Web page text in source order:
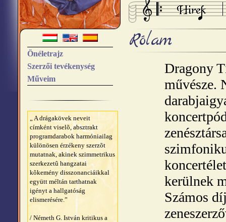
Önéletrajz
Szerzői tevékenység
Műveim
„ A drágakövek neveit
címként viselõ, absztrakt
programdarabok harmóniailag
különösen érzékeny szerzõt
mutatnak, akinek szimmetrikus
szerkezetû hangzatai
kôkemény disszonanciáikkal
együtt méltán tarthatnak
igényt a hallgatóság
elismerésére.”
/ Németh G. István kritikus a
Rólam
Dragony
művésze.
kerülnek
Számos